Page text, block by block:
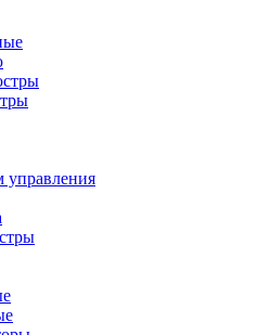
управления